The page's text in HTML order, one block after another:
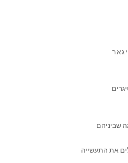
שביניהם
את התעשייה